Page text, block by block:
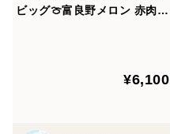
ビッグ🍈富良野メロン 赤肉2
¥6,100